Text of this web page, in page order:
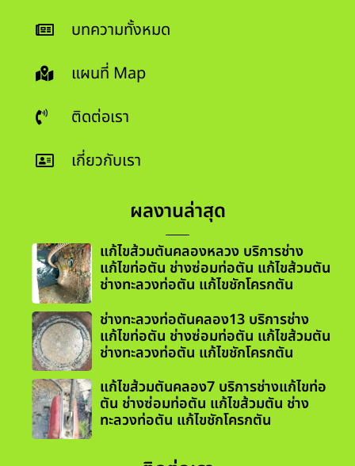
บทความทั้งหมด
แผนที่ Map
ติดต่อเรา
เกี่ยวกับเรา
ผลงานล่าสุด
แก้ไขส้วมตันคลองหลวง บริการช่าง
แก้ไขท่อตัน ช่างซ่อมท่อตัน แก้ไขส้วมตัน
ช่างทะลวงท่อตัน แก้ไขชักโครกตัน
ช่างทะลวงท่อตันคลอง13 บริการช่าง
แก้ไขท่อตัน ช่างซ่อมท่อตัน แก้ไขส้วมตัน
ช่างทะลวงท่อตัน แก้ไขชักโครกตัน
แก้ไขส้วมตันคลอง7 บริการช่างแก้ไขท่อ
ตัน ช่างซ่อมท่อตัน แก้ไขส้วมตัน ช่าง
ทะลวงท่อตัน แก้ไขชักโครกตัน